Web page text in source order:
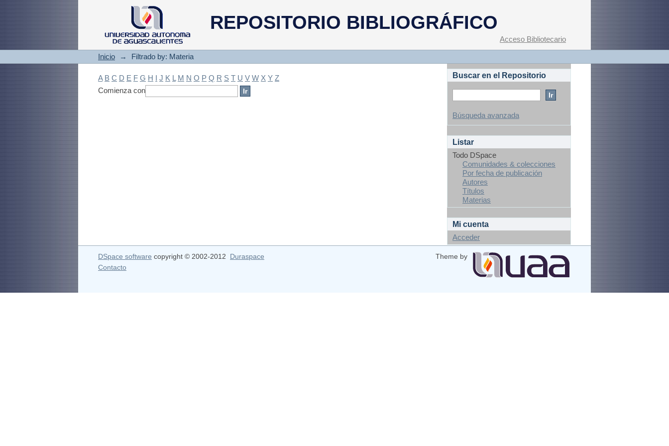
REPOSITORIO BIBLIOGRÁFICO
Filtrado by: Materia
Acceso Bibliotecario
Inicio → Filtrado by: Materia
A B C D E F G H I J K L M N O P Q R S T U V W X Y Z
Comienza con
Buscar en el Repositorio
Búsqueda avanzada
Listar
Todo DSpace
Comunidades & colecciones
Por fecha de publicación
Autores
Títulos
Materias
Mi cuenta
Acceder
DSpace software copyright © 2002-2012 Duraspace
Theme by
Contacto